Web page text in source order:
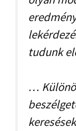
tudunk
…